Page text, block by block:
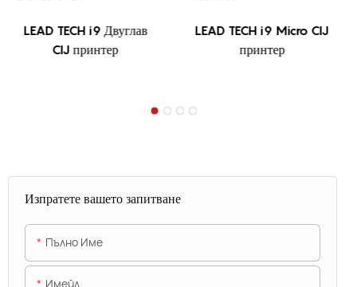
LEAD TECH i9 Двуглав
CIJ принтер
LEAD TECH i9 Micro CIJ
принтер
Изпратете вашето запитване
Пълно Име
Имейл